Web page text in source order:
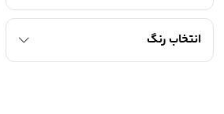
انتخاب رنگ